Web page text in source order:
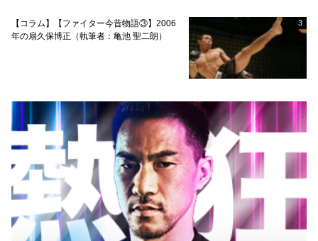
【コラム】【ファイター今昔物語③】2006
年の扇久保博正（執筆者：亀池 聖二朗）
3